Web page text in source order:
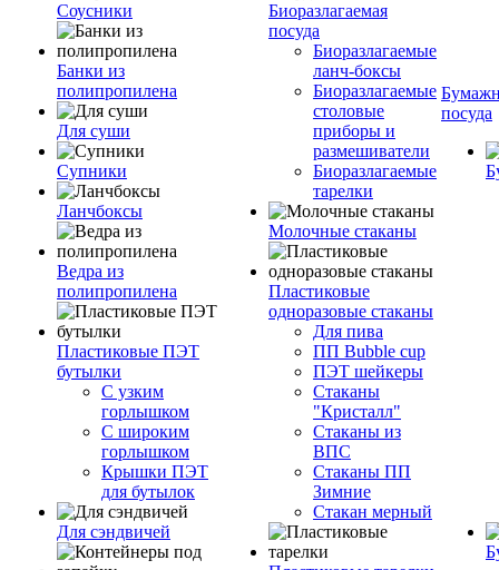
Соусники
Банки из
полипропилена
Для суши
Супники
Ланчбоксы
Ведра из
полипропилена
Пластиковые ПЭТ
бутылки
С узким
горлышком
С широким
горлышком
Крышки ПЭТ
для бутылок
Для сэндвичей
Биоразлагаемая
посуда
Биоразлагаемые
ланч-боксы
Биоразлагаемые
столовые
приборы и
размешиватели
Биоразлагаемые
тарелки
Молочные стаканы
Пластиковые
одноразовые стаканы
Для пива
ПП Bubble cup
ПЭТ шейкеры
Стаканы
"Кристалл"
Стаканы из
ВПС
Стаканы ПП
Зимние
Стакан мерный
посуда